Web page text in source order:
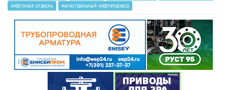
нефтяная отрасль
магистральный нефтепровод